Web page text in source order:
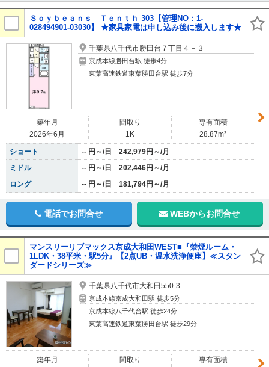
Ｓｏｙｂｅａｎｓ Ｔｅｎｔｈ 303【管理NO：1-
028494901-03030】 ★家具家電は申し込み後に搬入します★
千葉県八千代市勝田台７丁目４－３
京成本線勝田台駅 徒歩4分
東葉高速鉄道東葉勝田台駅 徒歩7分
築年月
2026年6月
間取り
1K
専有面積
28.87m²
ショート
-- 円～/日 242,979円～/月
ミドル
-- 円～/日 202,446円～/月
ロング
-- 円～/日 181,794円～/月
電話でお問合せ WEBからお問合せ
マンスリーリブマックス京成大和田WEST■『禁煙ルーム・
1LDK・38平米・駅5分』【2点UB・温水洗浄便座】≪スタン
ダードシリーズ≫
千葉県八千代市大和田550-3
京成本線京成大和田駅 徒歩5分
京成本線八千代台駅 徒歩24分
東葉高速鉄道東葉勝田台駅 徒歩29分
築年月
間取り
専有面積